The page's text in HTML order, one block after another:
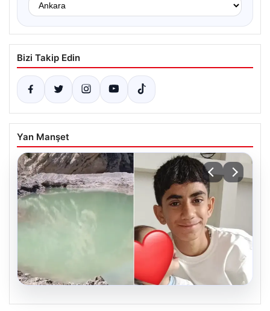
Bizi Takip Edin
Yan Manşet
06.08.2026